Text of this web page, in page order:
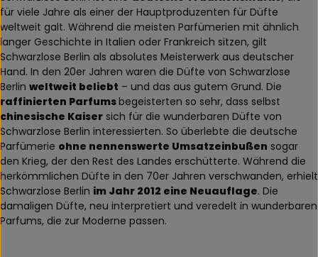
für viele Jahre als einer der Hauptproduzenten für Düfte
weltweit galt. Während die meisten Parfümerien mit ähnlich
langer Geschichte in Italien oder Frankreich sitzen, gilt
Schwarzlose Berlin als absolutes Meisterwerk aus deutscher
Hand. In den 20er Jahren waren die Düfte von Schwarzlose
Berlin weltweit beliebt – und das aus gutem Grund. Die
raffinierten Parfumsbegeisterten so sehr, dass selbst
chinesische Kaiser sich für die wunderbaren Düfte von
Schwarzlose Berlin interessierten. So überlebte die deutsche
Parfümerie ohne nennenswerte Umsatzeinbußen sogar
den Krieg, der den Rest des Landes erschütterte. Während die
herkömmlichen Düfte in den 70er Jahren verschwanden, erhielt
Schwarzlose Berlin im Jahr 2012 eine Neuauflage. Die
damaligen Düfte, neu interpretiert und veredelt in wunderbaren
Parfums, die zur Moderne passen.